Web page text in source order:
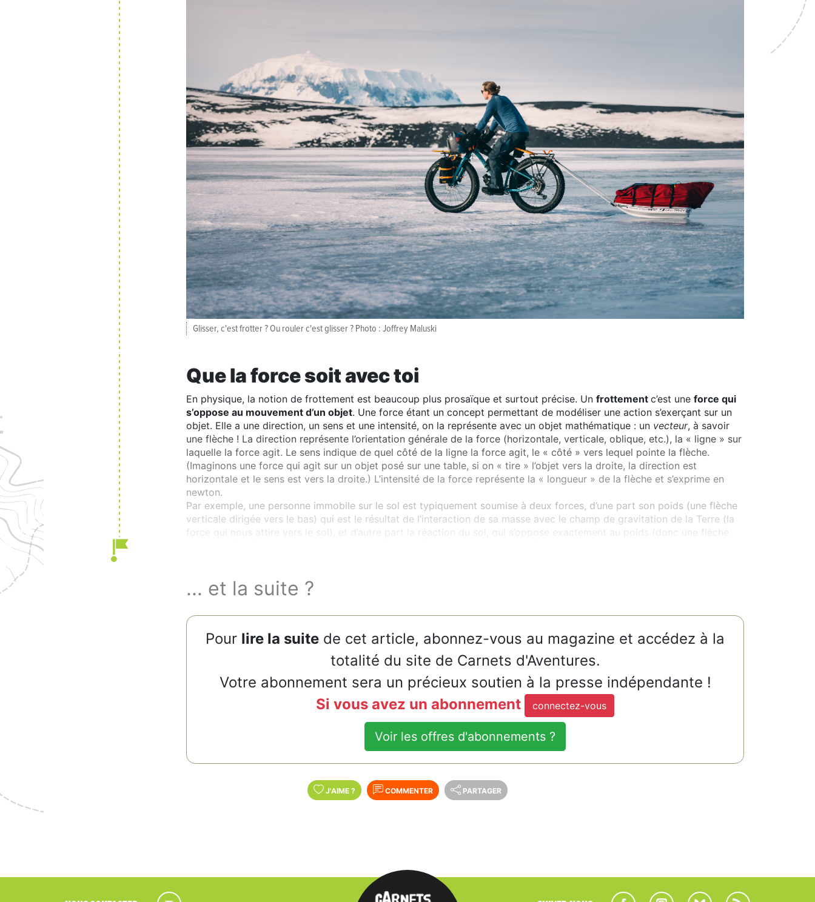
Glisser, c'est frotter ? Ou rouler c'est glisser ? Photo : Joffrey Maluski
Que la force soit avec toi
En physique, la notion de frottement est beaucoup plus prosaïque et surtout précise. Un frottement c’est une force qui
s’oppose au mouvement d’un objet. Une force étant un concept permettant de modéliser une action s’exerçant sur un
objet. Elle a une direction, un sens et une intensité, on la représente avec un objet mathématique : un vecteur, à savoir
une flèche ! La direction représente l’orientation générale de la force (horizontale, verticale, oblique, etc.), la « ligne » sur
laquelle la force agit. Le sens indique de quel côté de la ligne la force agit, le « côté » vers lequel pointe la flèche.
(Imaginons une force qui agit sur un objet posé sur une table, si on « tire » l’objet vers la droite, la direction est
horizontale et le sens est vers la droite.) L’intensité de la force représente la « longueur » de la flèche et s’exprime en
newton.
Par exemple, une personne immobile sur le sol est typiquement soumise à deux forces, d’une part son poids (une flèche
verticale dirigée vers le bas) qui est le résultat de l’interaction de sa masse avec le champ de gravitation de la Terre (la
force qui nous attire vers le sol), et d’autre part la réaction du sol, qui s’oppose exactement au poids (donc une flèche
... et la suite ?
Pour lire la suite de cet article, abonnez-vous au magazine et accédez à la
totalité du site de Carnets d'Aventures.
Votre abonnement sera un précieux soutien à la presse indépendante !
Si vous avez un abonnement
connectez-vous
Voir les offres d'abonnements ?
J'AIME ? COMMENTER PARTAGER